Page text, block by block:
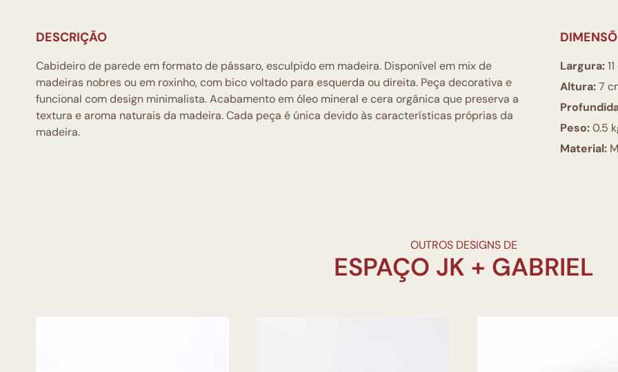
DESCRIÇÃO
Cabideiro de parede em formato de pássaro, esculpido em madeira. Disponível em mix de
madeiras nobres ou em roxinho, com bico voltado para esquerda ou direita. Peça decorativa e
funcional com design minimalista. Acabamento em óleo mineral e cera orgânica que preserva a
textura e aroma naturais da madeira. Cada peça é única devido às características próprias da
madeira.
Largura:
Altura:7
Peso:0.5
Material:
OUTROS DESIGNS DE